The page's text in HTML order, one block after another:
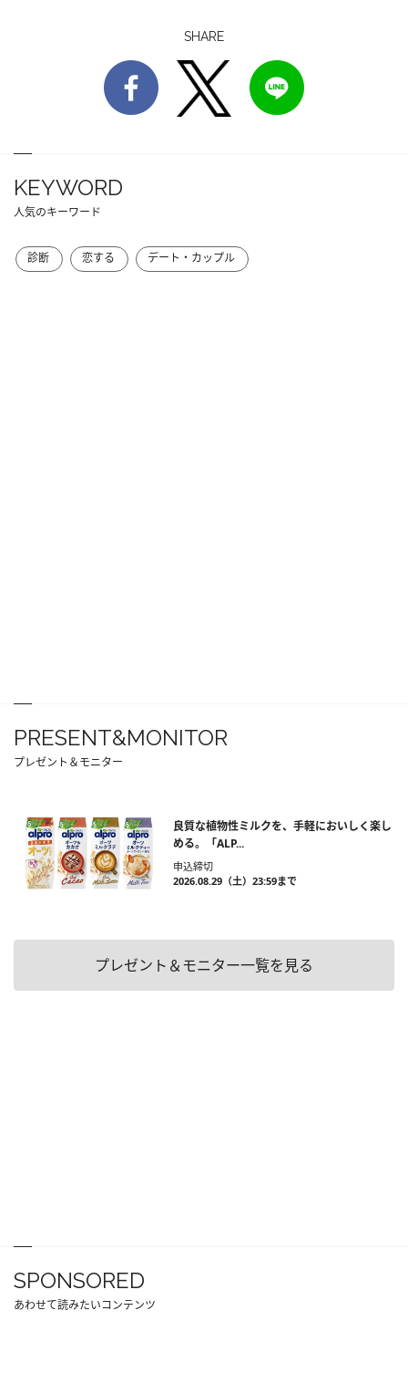
SHARE
KEYWORD
人気のキーワード
診断 恋する デート・カップル
PRESENT&MONITOR
プレゼント＆モニター
良質な植物性ミルクを、手軽においしく楽し
める。「ALP...
申込締切
2026.08.29（土）23:59まで
プレゼント＆モニター一覧を見る
SPONSORED
あわせて読みたいコンテンツ